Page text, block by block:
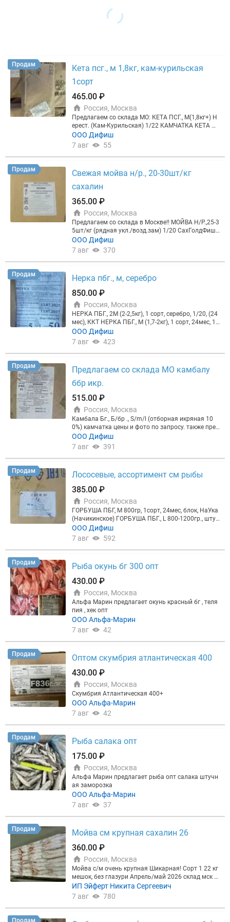
Продам
Кета псг., м 1,8кг, кам-курильская
1сорт
465.00 ₽
Россия, Москва
Предлагаем со склада МО: КЕТА ПСГ., М(1,8кг+) Н
ерест. (Кам-Курильская) 1/22 КАМЧАТКА КЕТА П
СГ., М 1,8кг+ (Кам-Курильская) 1сорт 1/22 КАМЧА
ТКА КЕТА ПБГ 1,8-2,3кг (Кам-Курильская) 1сорт
по запросу.
ООО Дифиш
7 авг
55
Продам
Свежая мойва н/р., 20-30шт/кг
сахалин
365.00 ₽
Россия, Москва
Предлагаем со склада в Москве!! МОЙВА Н/Р.,25-3
5шт/кг (рядная укл./возд.зам) 1/20 СахГолдФиш
МОЙВА НР., 28-30шт/кг (апрель 2026г) 1сорт (Мор
ская) МУССОН МОЙВА Н/Р.,20-30шт/кг (рядная ук
ООО Дифиш
7 авг
370
Продам
Нерка пбг., м, серебро
850.00 ₽
Россия, Москва
НЕРКА ПБГ., 2М (2-2,5кг), 1 сорт, серебро, 1/20, (24
мес), ККТ НЕРКА ПБГ., М (1,7-2кг), 1 сорт, 24мес, 1/
20, ОФОРК
ООО Дифиш
7 авг
423
Продам
Предлагаем со склада МО камбалу
ббр икр.
515.00 ₽
Россия, Москва
Камбала Бг., Б/бр ., S/m/l (отборная икряная 10
0%) камчатка цены и фото по запросу. также пред
лагаем камбалу в пути: камбала Бг.,б/бр., S(150-2
50) 1/24 морская ск Бсф камбала Бг.,б/бр., М(250-
+) 1/24 морская ск Бсф камбала Бг.,ж/п(ббр), L(30
ООО Дифиш
7 авг
391
Продам
Лососевые, ассортимент см рыбы
385.00 ₽
Россия, Москва
ГОРБУША ПБГ, М 800гр, 1сорт, 24мес, блок, НаУка
(Начикинское) ГОРБУША ПБГ., L 800-1200гр., штуч
ная/короб 1/27, Укинский лиман КЕТА ПБГ 1,8-2,3
кг (Кам-Курильская) 1сорт 1/20 о.ШИКОТАН КЕТА
МЧАТКА КЕТА ПСГ., М (1,8кг+), (Кам-Курильская) 1
рт, серебро 1/20 (24мес) ККТ НЕРКА ПБГ., М (1,7-2
кг), 1 сорт, 24мес 1/20 ОФОРК Хребты форели, упа
ковка короба, руч. резка Обрезь форели, весовая
ООО Дифиш
7 авг
592
Продам
Рыба окунь бг 300 опт
430.00 ₽
Россия, Москва
Альфа Марин предлагает окунь красный бг , теля
пия , хек опт
ООО Альфа-Марин
7 авг
42
Продам
Оптом скумбрия атлантическая 400
430.00 ₽
Россия, Москва
Скумбрия Атлантическая 400+
ООО Альфа-Марин
7 авг
42
Продам
Рыба салака опт
175.00 ₽
Россия, Москва
Альфа Марин предлагает рыба опт салака штучн
ая заморозка
ООО Альфа-Марин
7 авг
37
Продам
Мойва см крупная сахалин 26
360.00 ₽
Россия, Москва
Мойва с/м очень крупная Шикарная! Сорт 1 22 кг
мешок, без глазури Апрель/май 2026 склад мск С
ахалин Цена 370 р ндс Меркурий 350р без ндс На
объём цена обговаривается. На мелкую партию д
я! Не оферта! Мелкий опт. Доставка по МСК беспл
ИП Эйферт Никита Сергеевич
7 авг
780
Продам